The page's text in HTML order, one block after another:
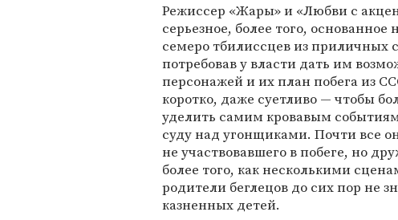
Режиссер «Жары» и «Любви с
серьезное, более того,
семеро тбилиссцев из приличных
потребовав у власти дать им
персонажей и их план побега из
коротко, даже суетливо — чтобы
уделить самим кровавым
суду над угонщиками. Почти все
не участвовавшего в побеге, но
более того, как несколькими
родители беглецов до сих пор не
казненных детей.